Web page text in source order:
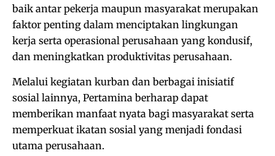
baik antar pekerja maupun masyarakat merupakan
faktor penting dalam menciptakan lingkungan
kerja serta operasional perusahaan yang kondusif,
dan meningkatkan produktivitas perusahaan.
Melalui kegiatan kurban dan berbagai inisiatif
sosial lainnya, Pertamina berharap dapat
memberikan manfaat nyata bagi masyarakat serta
memperkuat ikatan sosial yang menjadi fondasi
utama perusahaan.